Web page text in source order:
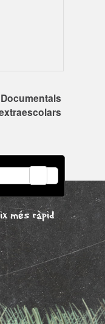
SELF-DIRECTED
més ràpid